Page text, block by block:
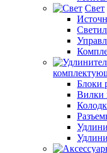
Свет
Блоки
Вилки